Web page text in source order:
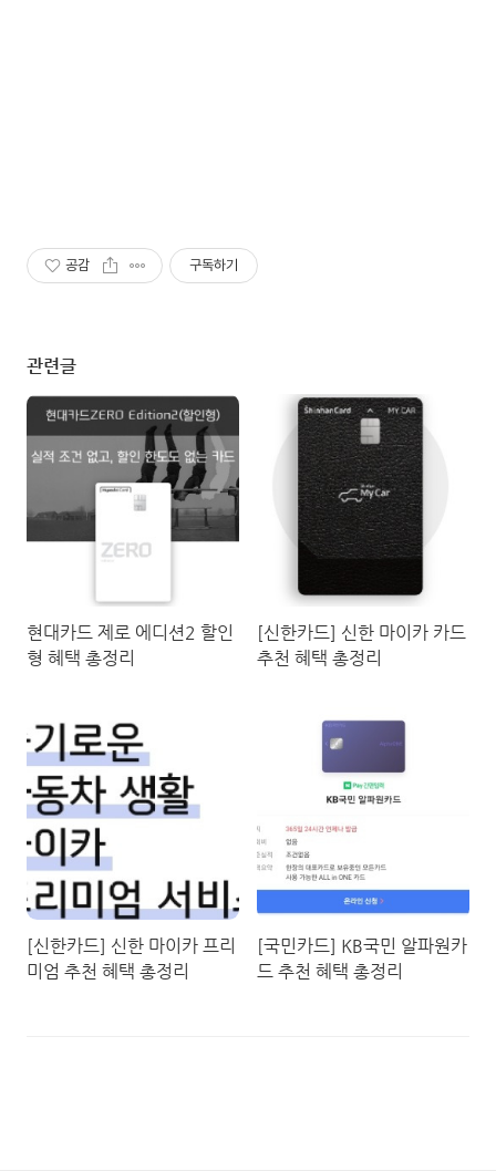
공감 구독하기
관련글
현대카드 제로 에디션2 할인
형 혜택 총정리
[신한카드] 신한 마이카 카드
추천 혜택 총정리
[신한카드] 신한 마이카 프리
미엄 추천 혜택 총정리
[국민카드] KB국민 알파원카
드 추천 혜택 총정리